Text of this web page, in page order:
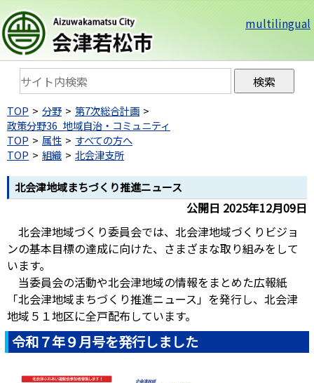
multilingual
TOP 分野
第7次総合計画
政策分野36_地域自治・コミュニティ
TOP
属性
すべての方へ
TOP
組織 北会津支所
北会津地域まちづくり推進ニュース
公開日 2025年12月09日
北会津地域づくり委員会では、北会津地域づくりビジョ
ンの基本目標の達成に向けた、さまざまな取り組みをして
います。
当委員会の活動や北会津地域の情報をまとめた広報紙
「北会津地域まちづくり推進ニュース」を発行し、北会津
地域５１地区に全戸配布しています。
令和７年９月号を発行しました